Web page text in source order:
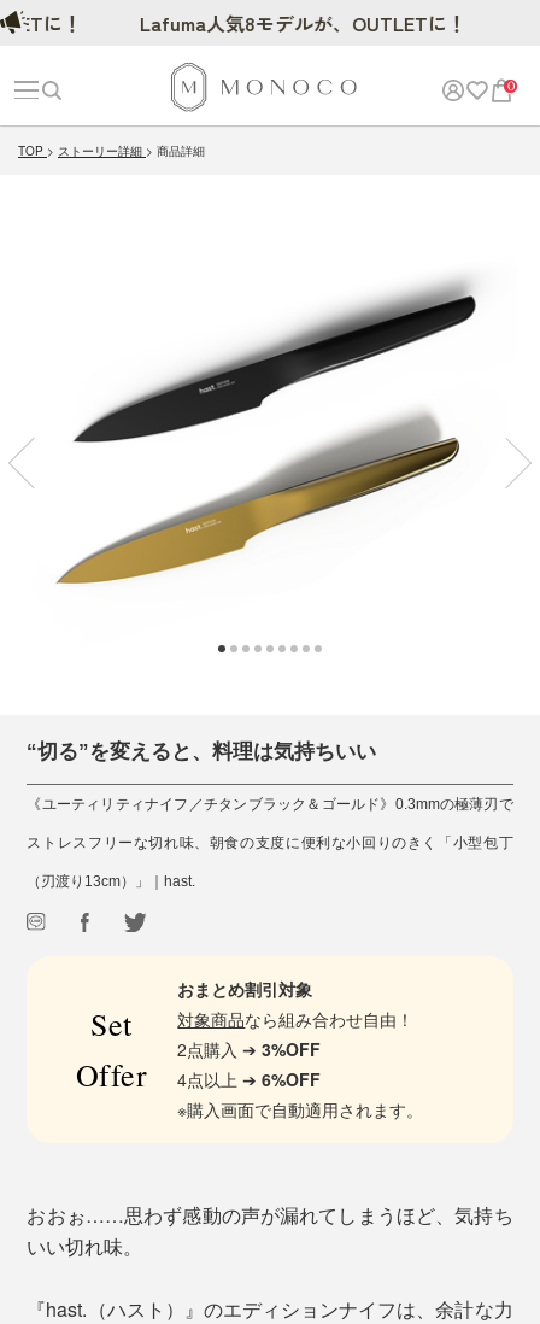
0
TOP ストーリー詳細 商品詳細
“切る”を変えると、料理は気持ちいい
《ユーティリティナイフ／チタンブラック＆ゴールド》0.3mmの極薄刃で
ストレスフリーな切れ味、朝食の支度に便利な小回りのきく「小型包丁
（刃渡り13cm）」｜hast.
Set
Offer
おまとめ割引対象
対象商品なら組み合わせ自由！
2点購入 ➔3%OFF
4点以上 ➔6%OFF
※購入画面で自動適用されます。
おおぉ……思わず感動の声が漏れてしまうほど、気持ち
いい切れ味。
『hast.（ハスト）』のエディションナイフは、余計な力
！ Lafuma人気8モデルが、OUTLETに！